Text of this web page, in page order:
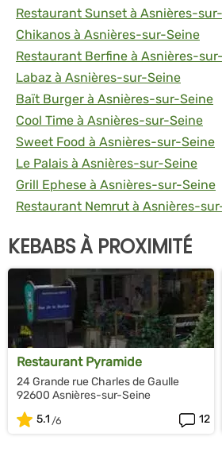
Restaurant Sunset à Asnières-
Chikanos à Asnières-sur-Seine
Restaurant Berfine à Asnières-
Labaz à Asnières-sur-Seine
Baït Burger à Asnières-sur-Seine
Cool Time à Asnières-sur-Seine
Sweet Food à Asnières-sur-Seine
Le Palais à Asnières-sur-Seine
Grill Ephese à Asnières-sur-Seine
Restaurant Nemrut à Asnières-
KEBABS À PROXIMITÉ
Restaurant Pyramide
24 Grande rue Charles de Gaulle
92600 Asnières-sur-Seine
5.1
12